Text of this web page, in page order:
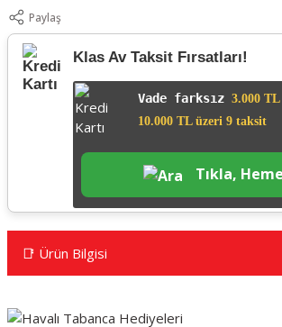
Paylaş
Klas Av Taksit Fırsatları!
Vade farksız 3.000
10.000 TL üzeri 9 taksit
Tıkla,
📑 Ürün Bilgisi